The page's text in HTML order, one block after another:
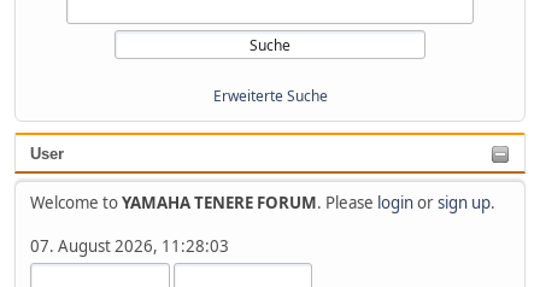
Erweiterte Suche
User
Welcome toYAMAHA TENERE FORUM. Please loginorsign up.
07. August 2026, 11:28:03